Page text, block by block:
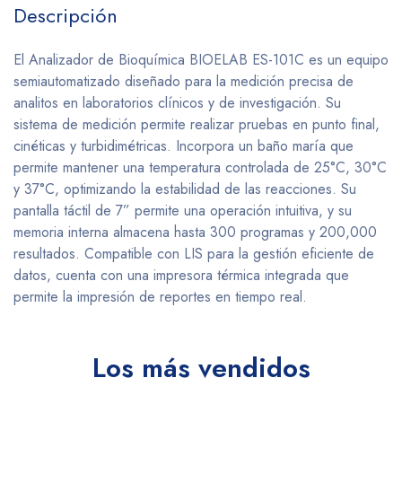
Descripción
El Analizador de Bioquímica BIOELAB ES-101C es un equipo
semiautomatizado diseñado para la medición precisa de
analitos en laboratorios clínicos y de investigación. Su
sistema de medición permite realizar pruebas en punto final,
cinéticas y turbidimétricas. Incorpora un baño maría que
permite mantener una temperatura controlada de 25°C, 30°C
y 37°C, optimizando la estabilidad de las reacciones. Su
pantalla táctil de 7” permite una operación intuitiva, y su
memoria interna almacena hasta 300 programas y 200,000
resultados. Compatible con LIS para la gestión eficiente de
datos, cuenta con una impresora térmica integrada que
permite la impresión de reportes en tiempo real.
Los más vendidos